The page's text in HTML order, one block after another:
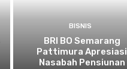
BISNIS
BRI BO Semarang
Pattimura Apresiasi
Nasabah Pensiunan